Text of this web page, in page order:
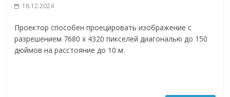
18.12.2024
Проектор способен проецировать изображение с
разрешением 7680 x 4320 пикселей диагональю до 150
дюймов на расстояние до 10 м.